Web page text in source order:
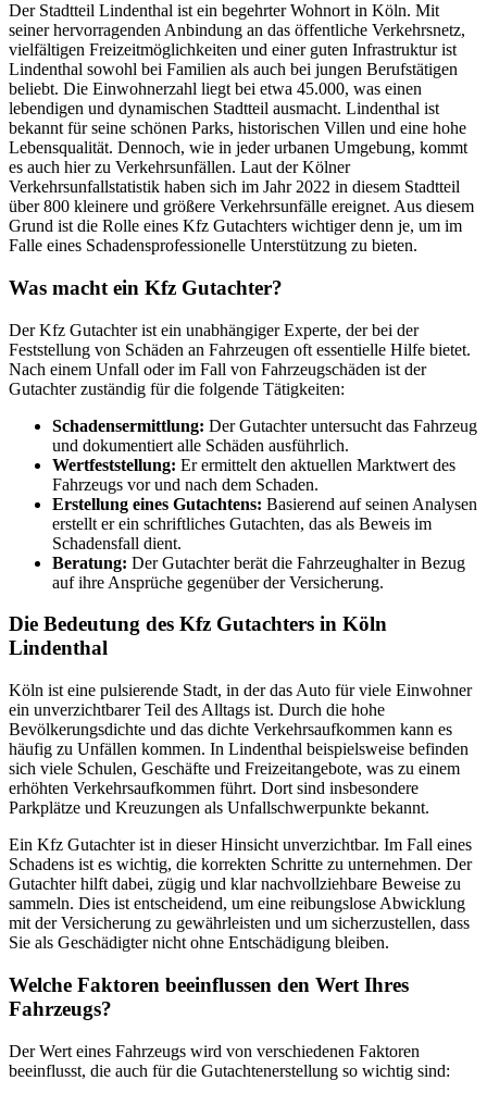
Der Stadtteil Lindenthal ist ein begehrter Wohnort in Köln. Mit
seiner hervorragenden Anbindung an das öffentliche Verkehrsnetz,
vielfältigen Freizeitmöglichkeiten und einer guten Infrastruktur ist
Lindenthal sowohl bei Familien als auch bei jungen Berufstätigen
beliebt. Die Einwohnerzahl liegt bei etwa 45.000, was einen
lebendigen und dynamischen Stadtteil ausmacht. Lindenthal ist
bekannt für seine schönen Parks, historischen Villen und eine hohe
Lebensqualität. Dennoch, wie in jeder urbanen Umgebung, kommt
es auch hier zu Verkehrsunfällen. Laut der Kölner
Verkehrsunfallstatistik haben sich im Jahr 2022 in diesem Stadtteil
über 800 kleinere und größere Verkehrsunfälle ereignet. Aus diesem
Grund ist die Rolle eines Kfz Gutachters wichtiger denn je, um im
Falle eines Schadensprofessionelle Unterstützung zu bieten.
Was macht ein Kfz Gutachter?
Der Kfz Gutachter ist ein unabhängiger Experte, der bei der
Feststellung von Schäden an Fahrzeugen oft essentielle Hilfe bietet.
Nach einem Unfall oder im Fall von Fahrzeugschäden ist der
Gutachter zuständig für die folgende Tätigkeiten:
Schadensermittlung: Der Gutachter untersucht das Fahrzeug
und dokumentiert alle Schäden ausführlich.
Wertfeststellung: Er ermittelt den aktuellen Marktwert des
Fahrzeugs vor und nach dem Schaden.
Erstellung eines Gutachtens: Basierend auf seinen Analysen
erstellt er ein schriftliches Gutachten, das als Beweis im
Schadensfall dient.
Beratung: Der Gutachter berät die Fahrzeughalter in Bezug
auf ihre Ansprüche gegenüber der Versicherung.
Die Bedeutung des Kfz Gutachters in Köln
Lindenthal
Köln ist eine pulsierende Stadt, in der das Auto für viele Einwohner
ein unverzichtbarer Teil des Alltags ist. Durch die hohe
Bevölkerungsdichte und das dichte Verkehrsaufkommen kann es
häufig zu Unfällen kommen. In Lindenthal beispielsweise befinden
sich viele Schulen, Geschäfte und Freizeitangebote, was zu einem
erhöhten Verkehrsaufkommen führt. Dort sind insbesondere
Parkplätze und Kreuzungen als Unfallschwerpunkte bekannt.
Ein Kfz Gutachter ist in dieser Hinsicht unverzichtbar. Im Fall eines
Schadens ist es wichtig, die korrekten Schritte zu unternehmen. Der
Gutachter hilft dabei, zügig und klar nachvollziehbare Beweise zu
sammeln. Dies ist entscheidend, um eine reibungslose Abwicklung
mit der Versicherung zu gewährleisten und um sicherzustellen, dass
Sie als Geschädigter nicht ohne Entschädigung bleiben.
Welche Faktoren beeinflussen den Wert Ihres
Fahrzeugs?
Der Wert eines Fahrzeugs wird von verschiedenen Faktoren
beeinflusst, die auch für die Gutachtenerstellung so wichtig sind: